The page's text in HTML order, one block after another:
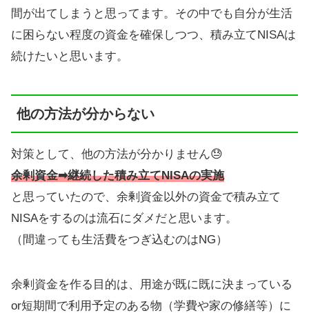
間が出てしまうと思ってます。その中でも自分が生活
に困らない程度の資金を確保しつつ、積み立てNISAは
続けたいと思います。
他の方法が分からない
対策として、他の方法が分かりません😓
余剰資金➡継続した積み立てNISAの実施
と思っていたので、余剰資金以外の資金で積み立て
NISAをするのは流石にダメだと思います。
（間違っても生活費をつぎ込むのはNG）
余剰資金を作る目的は、用途が既に既に決まっている
or短期間で利用予定のある物（学費や家の修繕等）に